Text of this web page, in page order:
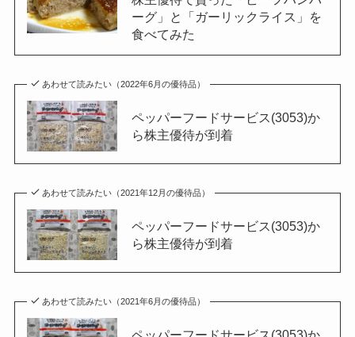
ーグ」と「ガーリックライス」を
食べてみた
あわせて読みたい（2022年6月の優待品）
ペッパーフードサービス(3053)か
ら株主優待が到着
あわせて読みたい（2021年12月の優待品）
ペッパーフードサービス(3053)か
ら株主優待が到着
あわせて読みたい（2021年6月の優待品）